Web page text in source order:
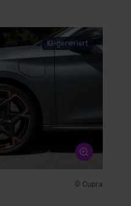
KI-generiert
© Cupra